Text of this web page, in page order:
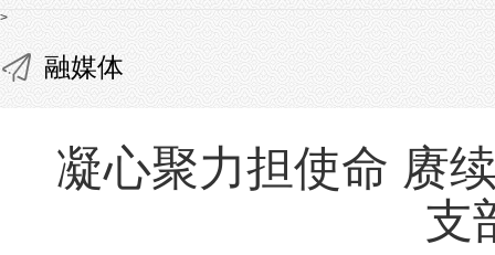
>
融媒体
凝心聚力担使命 赓
支